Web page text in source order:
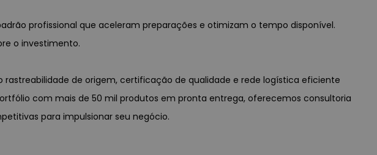
profissional que aceleram preparações e otimizam o tempo disponível.
o investimento.
rastreabilidade de origem, certificação de qualidade e rede logística eficiente
com mais de 50 mil produtos em pronta entrega, oferecemos consultoria
para impulsionar seu negócio.